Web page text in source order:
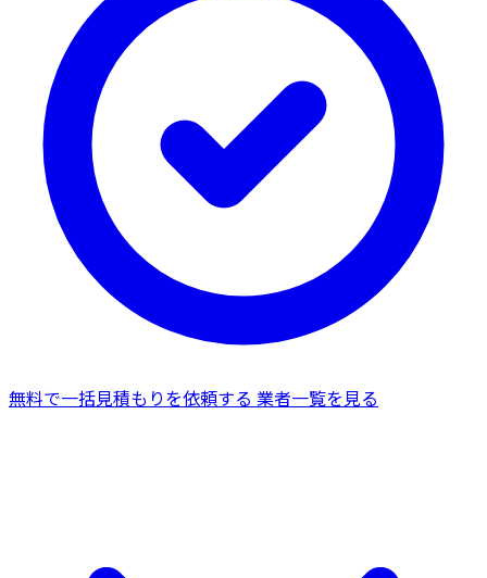
無料で一括見積もりを依頼する 業者一覧を見る